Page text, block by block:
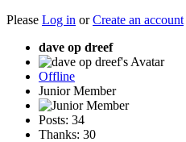
Please Log in orCreate an account
dave op dreef
Offline
Junior Member
Posts: 34
Thanks: 30